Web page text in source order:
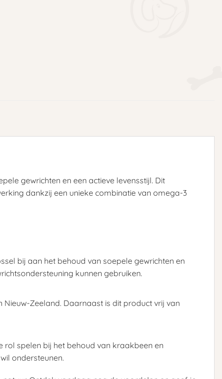
gewrichten en een actieve levensstijl. Dit
dankzij een unieke combinatie van omega-3
bij aan het behoud van soepele gewrichten en
kunnen gebruiken.
Zeeland. Daarnaast is dit product vrij van
spelen bij het behoud van kraakbeen en
ondersteunen.